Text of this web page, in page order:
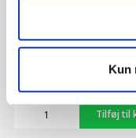
Kun
GTX2000 (20V)
m/batteri+lader